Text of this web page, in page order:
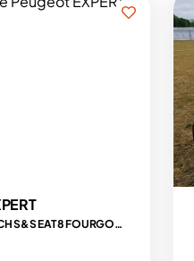
M 2.2 DIESEL 180CH S&S EAT8 FOURGON 3PL + 3 CAMERAS + MODUWORK + ATTELAGE + HABILLAGE